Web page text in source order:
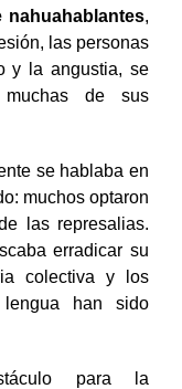
nahuahablantes,
las personas
y la angustia, se
muchas de sus
se hablaba en
muchos optaron
las represalias.
erradicar su
colectiva y los
han sido
para la